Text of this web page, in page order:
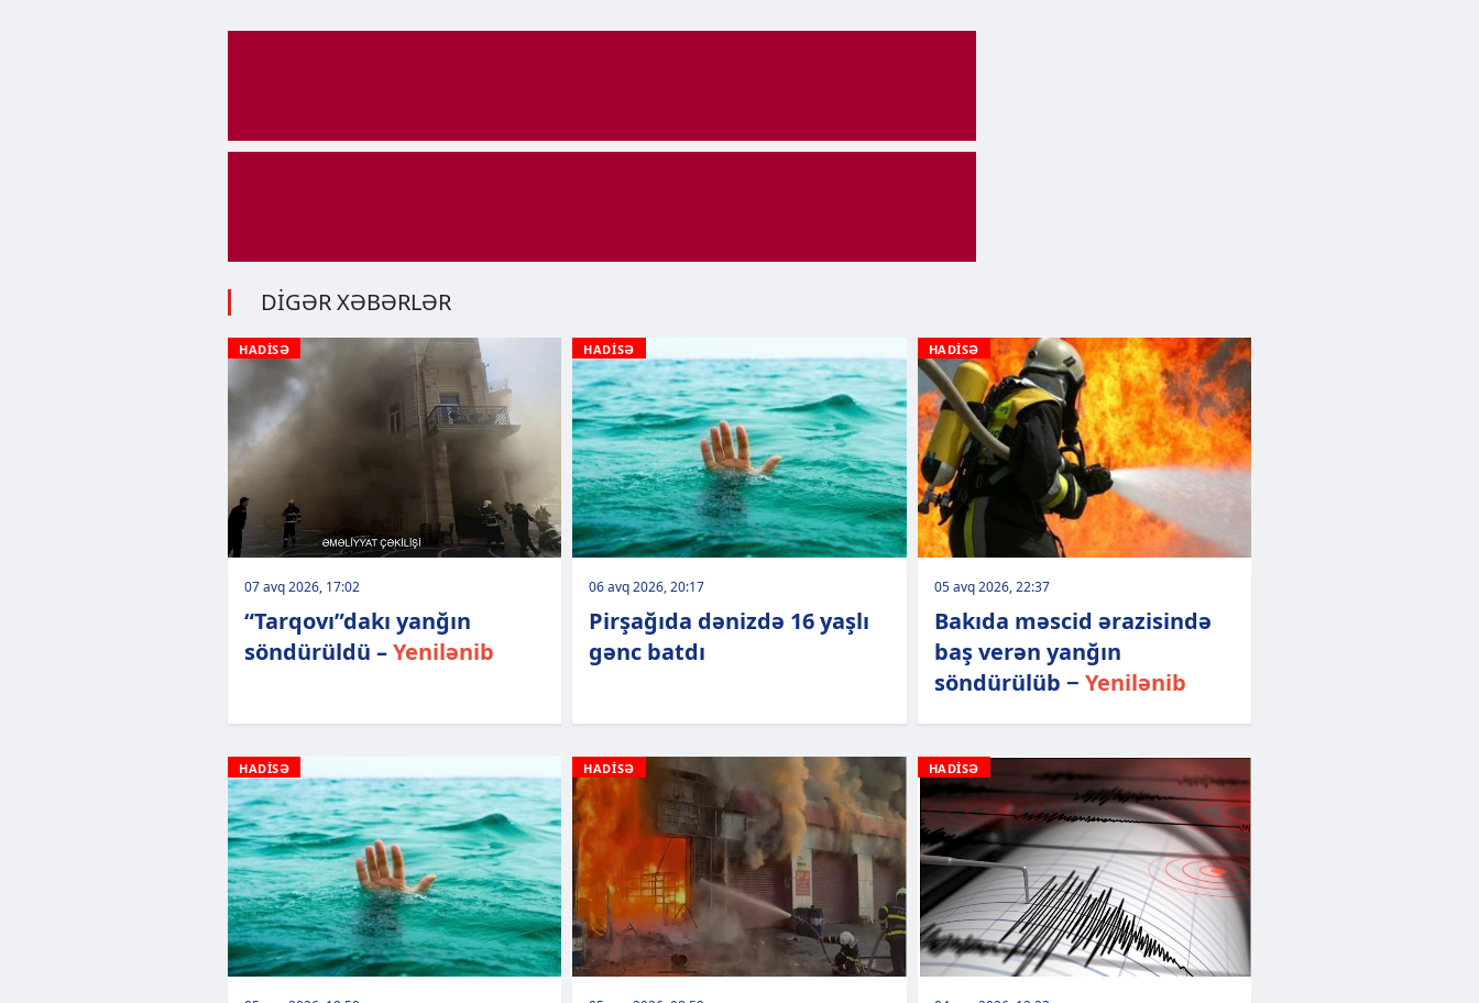
DİGƏR XƏBƏRLƏR
HADİSƏ
07 avq 2026, 17:02
“Tarqovı”dakı yanğın
söndürüldü –Yenilənib
HADİSƏ
06 avq 2026, 20:17
Pirşağıda dənizdə 16 yaşlı
gənc batdı
HADİSƏ
05 avq 2026, 22:37
Bakıda məscid ərazisində
baş verən yanğın
söndürülüb − Yenilənib
HADİSƏ HADİSƏ HADİSƏ